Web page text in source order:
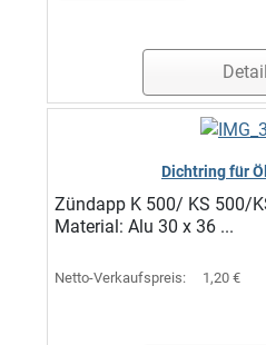
Dichtring für
Zündapp K 500/ KS 500/
Material: Alu 30 x 36 ...
Netto-Verkaufspreis: 1,20 €